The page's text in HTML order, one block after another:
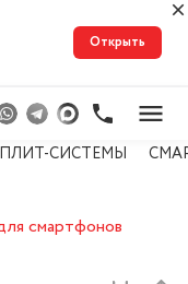
Открыть
СИСТЕМЫ
смартфонов